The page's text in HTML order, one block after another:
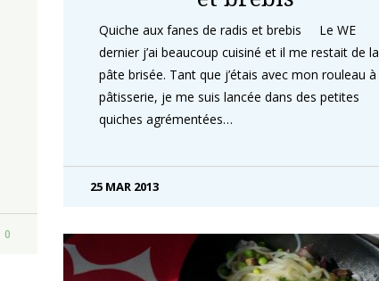
0
Quiche aux fanes de radis et brebis Le WE
dernier j’ai beaucoup cuisiné et il me restait de la
pâte brisée. Tant que j’étais avec mon rouleau à
pâtisserie, je me suis lancée dans des petites
quiches agrémentées…
25 MAR 2013